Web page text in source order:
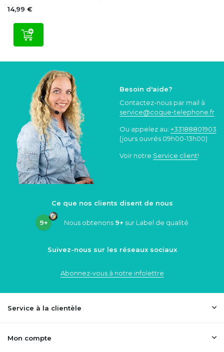
14,99 €
Besoin d'aide?
Contactez-nous par mail à
service@coque-telephone.fr
Ou appelez au: +33188801903
(jours ouvrés 09h00-13h00)
Voir notre Service client!
Ce que nos clients disent de nous
9+ Nous obtenons 9+ sur Label de qualité
Suivez-nous sur les réseaux sociaux
Abonnez-vous à notre infolettre
Service à la clientèle
Mon compte